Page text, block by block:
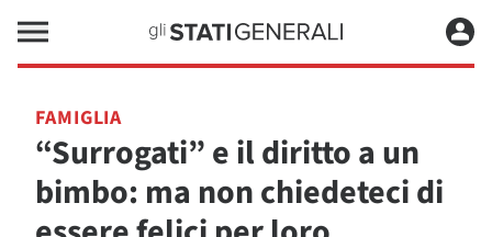
FAMIGLIA
“Surrogati” e il diritto a un
bimbo: ma non chiedeteci di